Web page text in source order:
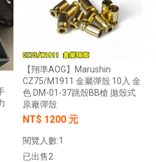
【翔準AOG】Marushin
CZ75/M1911 金屬彈殼 10入 金
色 DM-01-37跳殼BB槍 拋殼式
原廠彈殼
NT$ 1200 元
閱覽人數:1
已出售2